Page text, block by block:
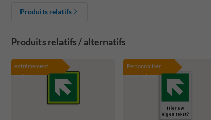
Produits relatifs
Produits relatifs / alternatifs
extrêmement
visible
Personnaliser
vous-même